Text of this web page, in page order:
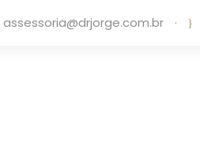
assessoria@drjorge.com.br ·